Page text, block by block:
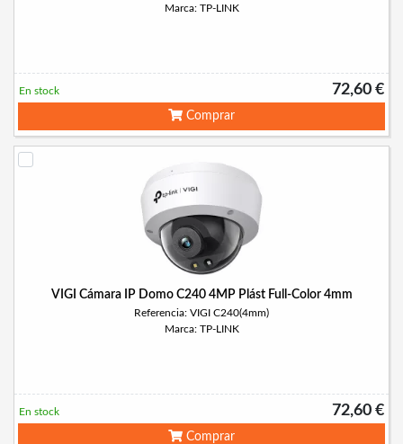
Marca: TP-LINK
72,60 €
En stock
Comprar
VIGI Cámara IP Domo C240 4MP Plást Full-Color 4mm
Referencia: VIGI C240(4mm)
Marca: TP-LINK
72,60 €
En stock
Comprar